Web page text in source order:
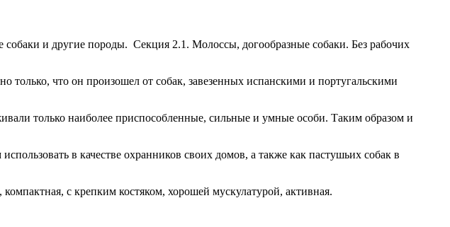
и другие породы. Секция 2.1. Молоссы, догообразные собаки. Без рабочих
только, что он произошел от собак, завезенных испанскими и португальскими
только наиболее приспособленные, сильные и умные особи. Таким образом и
в качестве охранников своих домов, а также как пастушьих собак в
с крепким костяком, хорошей мускулатурой, активная.